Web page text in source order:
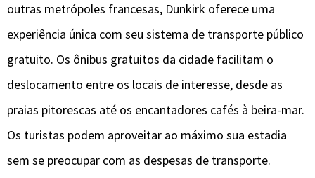
outras metrópoles francesas, Dunkirk oferece uma
experiência única com seu sistema de transporte público
gratuito. Os ônibus gratuitos da cidade facilitam o
deslocamento entre os locais de interesse, desde as
praias pitorescas até os encantadores cafés à beira-mar.
Os turistas podem aproveitar ao máximo sua estadia
sem se preocupar com as despesas de transporte.